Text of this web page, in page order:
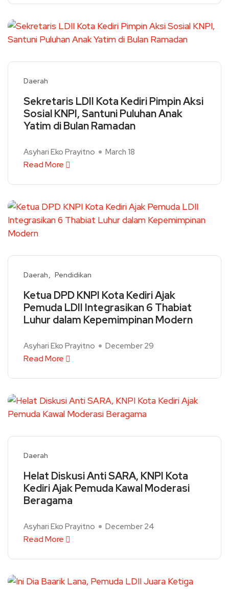
Daerah
Sekretaris LDII Kota Kediri Pimpin Aksi
Sosial KNPI, Santuni Puluhan Anak
Yatim di Bulan Ramadan
Asyhari Eko Prayitno March 18
Read More
Daerah Pendidikan
Ketua DPD KNPI Kota Kediri Ajak
Pemuda LDII Integrasikan 6 Thabiat
Luhur dalam Kepemimpinan Modern
Asyhari Eko Prayitno December 29
Read More
Daerah
Helat Diskusi Anti SARA, KNPI Kota
Kediri Ajak Pemuda Kawal Moderasi
Beragama
Asyhari Eko Prayitno December 24
Read More